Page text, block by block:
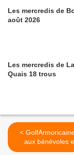
Les mercredis de
août 2026
Les mercredis de
Quais 18 trous
< GolfArmoricaine merci
aux bénévoles
jardiniers